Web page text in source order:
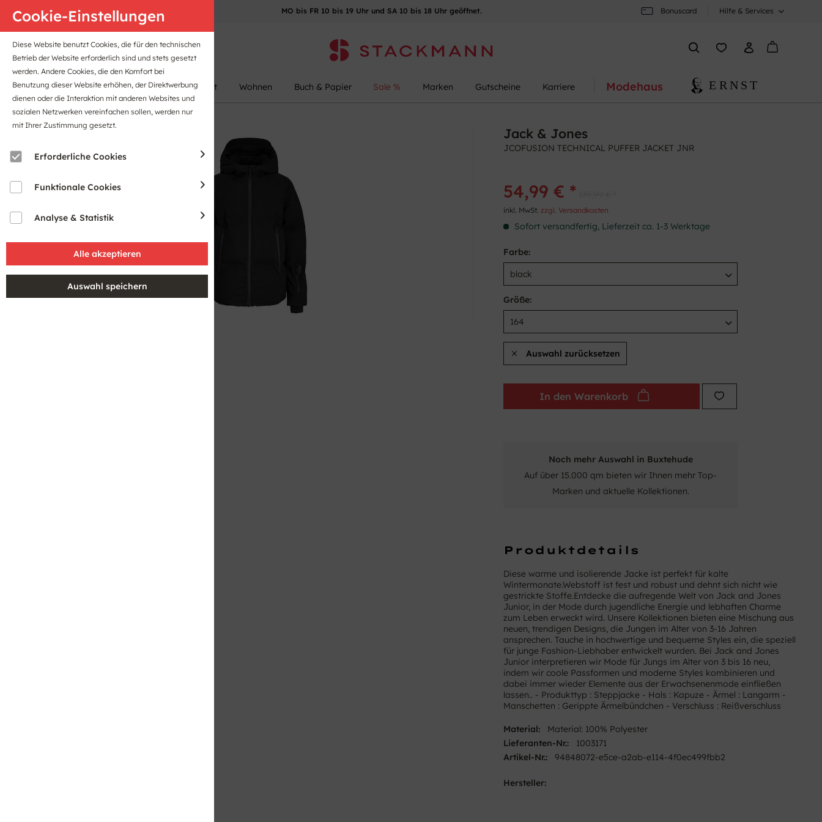
Anfahrt B2B-Portal MO bis FR 10 bis 19 Uhr und SA 10 bis 18 Uhr geöffnet. Bonuscard Hilfe & Services
Damen Herren Kinder Sport Wohnen Buch & Papier Sale % Marken Gutscheine Karriere Modehaus
Cookie-Einstellungen
Diese Website benutzt Cookies, die für den technischen
Betrieb der Website erforderlich sind und stets gesetzt
werden. Andere Cookies, die den Komfort bei
Benutzung dieser Website erhöhen, der Direktwerbung
dienen oder die Interaktion mit anderen Websites und
sozialen Netzwerken vereinfachen sollen, werden nur
mit Ihrer Zustimmung gesetzt.
Erforderliche Cookies
Funktionale Cookies
Analyse & Statistik
Jack & Jones
JCOFUSION TECHNICAL PUFFER JACKET JNR
54,99 € *
inkl. MwSt.zzgl. Versandkosten
Sofort versandfertig, Lieferzeit ca. 1-3 Werktage
Farbe:
Größe:
Auswahl zurücksetzen
In den Warenkorb
Noch mehr Auswahl in Buxtehude
Auf über 15.000 qm bieten wir Ihnen mehr Top-
Marken und aktuelle Kollektionen.
Produktdetails
Diese warme und isolierende Jacke ist perfekt für kalte
Wintermonate.Webstoff ist fest und robust und dehnt sich nicht wie
gestrickte Stoffe.Entdecke die aufregende Welt von Jack and Jones
Junior, in der Mode durch jugendliche Energie und lebhaften Charme
zum Leben erweckt wird. Unsere Kollektionen bieten eine Mischung aus
neuen, trendigen Designs, die Jungen im Alter von 3-16 Jahren
ansprechen. Tauche in hochwertige und bequeme Styles ein, die speziell
für junge Fashion-Liebhaber entwickelt wurden. Bei Jack and Jones
Junior interpretieren wir Mode für Jungs im Alter von 3 bis 16 neu,
indem wir coole Passformen und moderne Styles kombinieren und
dabei immer wieder Elemente aus der Erwachsenenmode einfließen
lassen.. - Produkttyp : Steppjacke - Hals : Kapuze - Ärmel : Langarm -
Manschetten : Gerippte Ärmelbündchen - Verschluss : Reißverschluss
Material:
Material: 100% Polyester
Lieferanten-Nr.:
1003171
Artikel-Nr.:
94848072-e5ce-a2ab-e114-4f0ec499fbb2
Hersteller: